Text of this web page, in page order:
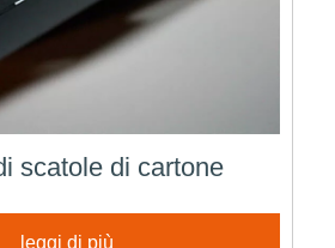
scatole di cartone
leggi di più